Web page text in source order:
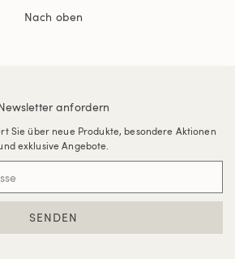
Nach oben
anfordern
Sie über neue Produkte, besondere Aktionen
exklusive Angebote.
SENDEN